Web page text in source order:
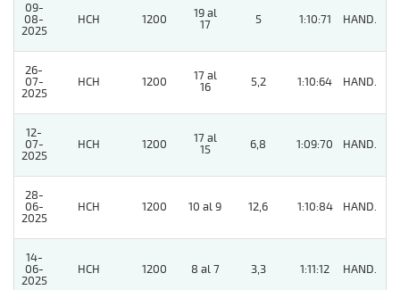
09-
08-
2025
HCH 1200
19 al
17
5 1:10:71 HAND.
26-
07-
2025
HCH 1200
17 al
16
5,2 1:10:64 HAND.
12-
07-
2025
HCH 1200
17 al
15
6,8 1:09:70 HAND.
28-
06-
2025
HCH 1200 10 al 9 12,6 1:10:84 HAND.
14-
06-
2025
HCH 1200 8 al 7 3,3 1:11:12 HAND.